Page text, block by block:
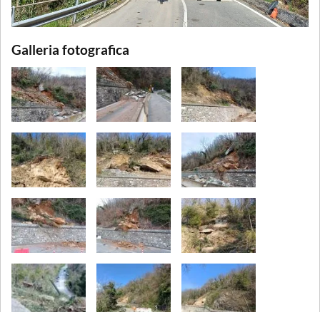
Galleria fotografica